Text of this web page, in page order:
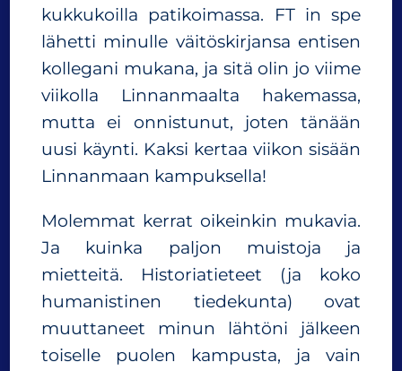
kukkukoilla patikoimassa. FT in spe
lähetti minulle väitöskirjansa entisen
kollegani mukana, ja sitä olin jo viime
viikolla Linnanmaalta hakemassa,
mutta ei onnistunut, joten tänään
uusi käynti. Kaksi kertaa viikon sisään
Linnanmaan kampuksella!
Molemmat kerrat oikeinkin mukavia.
Ja kuinka paljon muistoja ja
mietteitä. Historiatieteet (ja koko
humanistinen tiedekunta) ovat
muuttaneet minun lähtöni jälkeen
toiselle puolen kampusta, ja vain